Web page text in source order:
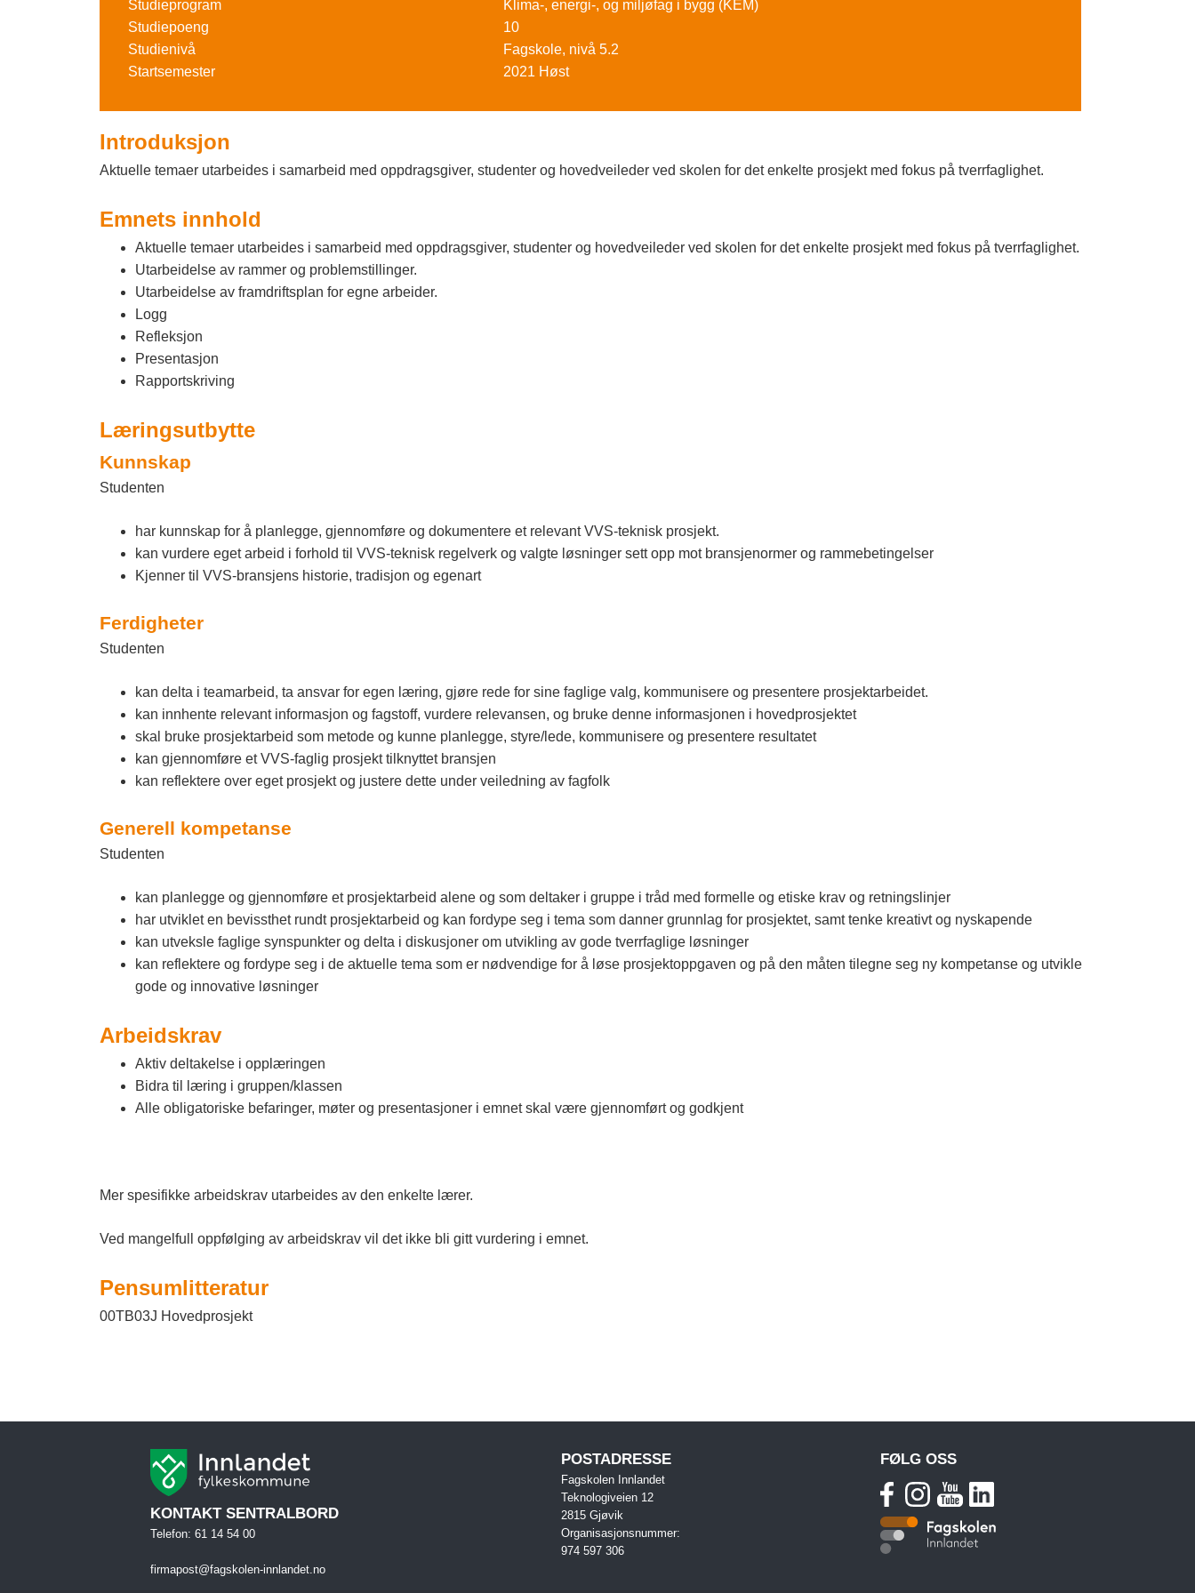
a
g
s
k
n
l
t
Studieprogram
Klima-, energi-, og miljøfag i bygg (KEM)
Studiepoeng
10
Studienivå
Fagskole, nivå 5.2
Startsemester
2021 Høst
Introduksjon
Aktuelle temaer utarbeides i samarbeid med oppdragsgiver, studenter og hovedveileder ved skolen for det enkelte prosjekt med fokus på tverrfaglighet.
Emnets innhold
Aktuelle temaer utarbeides i samarbeid med oppdragsgiver, studenter og hovedveileder ved skolen for det enkelte prosjekt med fokus på tverrfaglighet.
Utarbeidelse av rammer og problemstillinger.
Utarbeidelse av framdriftsplan for egne arbeider.
Logg
Refleksjon
Presentasjon
Rapportskriving
Læringsutbytte
Kunnskap
Studenten
har kunnskap for å planlegge, gjennomføre og dokumentere et relevant VVS-teknisk prosjekt.
kan vurdere eget arbeid i forhold til VVS-teknisk regelverk og valgte løsninger sett opp mot bransjenormer og rammebetingelser
Kjenner til VVS-bransjens historie, tradisjon og egenart
Ferdigheter
Studenten
kan delta i teamarbeid, ta ansvar for egen læring, gjøre rede for sine faglige valg, kommunisere og presentere prosjektarbeidet.
kan innhente relevant informasjon og fagstoff, vurdere relevansen, og bruke denne informasjonen i hovedprosjektet
skal bruke prosjektarbeid som metode og kunne planlegge, styre/lede, kommunisere og presentere resultatet
kan gjennomføre et VVS-faglig prosjekt tilknyttet bransjen
kan reflektere over eget prosjekt og justere dette under veiledning av fagfolk
Generell kompetanse
Studenten
kan planlegge og gjennomføre et prosjektarbeid alene og som deltaker i gruppe i tråd med formelle og etiske krav og retningslinjer
har utviklet en bevissthet rundt prosjektarbeid og kan fordype seg i tema som danner grunnlag for prosjektet, samt tenke kreativt og nyskapende
kan utveksle faglige synspunkter og delta i diskusjoner om utvikling av gode tverrfaglige løsninger
kan reflektere og fordype seg i de aktuelle tema som er nødvendige for å løse prosjektoppgaven og på den måten tilegne seg ny kompetanse og utvikle
gode og innovative løsninger
Arbeidskrav
Aktiv deltakelse i opplæringen
Bidra til læring i gruppen/klassen
Alle obligatoriske befaringer, møter og presentasjoner i emnet skal være gjennomført og godkjent
Mer spesifikke arbeidskrav utarbeides av den enkelte lærer.
Ved mangelfull oppfølging av arbeidskrav vil det ikke bli gitt vurdering i emnet.
Pensumlitteratur
00TB03J Hovedprosjekt
KONTAKT SENTRALBORD
Telefon: 61 14 54 00
firmapost@fagskolen-innlandet.no
POSTADRESSE
Fagskolen Innlandet
Teknologiveien 12
2815 Gjøvik
Organisasjonsnummer:
974 597 306
FØLG OSS